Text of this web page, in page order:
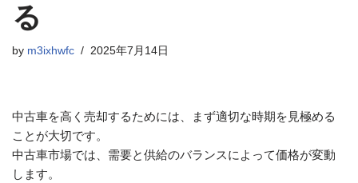
る
by m3ixhwfc 2025年7月14日
中古車を高く売却するためには、まず適切な時期を見極める
ことが大切です。
中古車市場では、需要と供給のバランスによって価格が変動
します。